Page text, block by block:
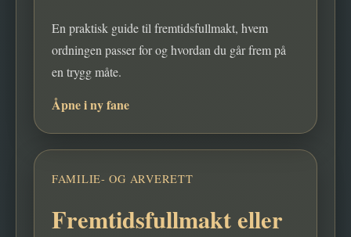
En praktisk guide til fremtidsfullmakt, hvem
ordningen passer for og hvordan du går frem på
en trygg måte.
Åpne i ny fane
FAMILIE- OG ARVERETT
Fremtidsfullmakt eller